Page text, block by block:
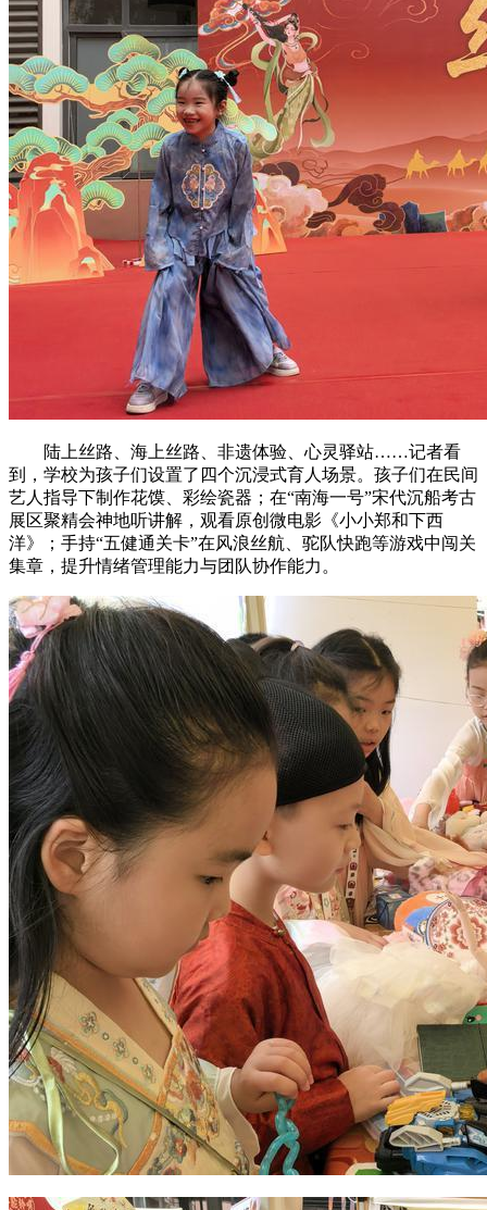
陆上丝路、海上丝路、非遗体验、心灵驿站……记者看
到，学校为孩子们设置了四个沉浸式育人场景。孩子们在民间
艺人指导下制作花馍、彩绘瓷器；在“南海一号”宋代沉船考古
展区聚精会神地听讲解，观看原创微电影《小小郑和下西
洋》；手持“五健通关卡”在风浪丝航、驼队快跑等游戏中闯关
集章，提升情绪管理能力与团队协作能力。